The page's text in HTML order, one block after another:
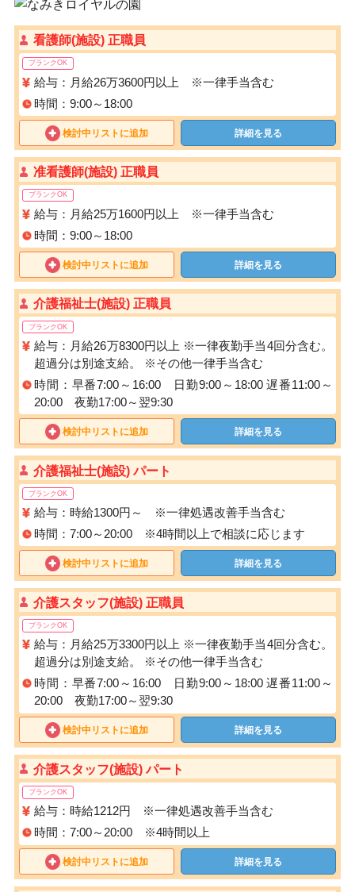
看護師(施設) 正職員
ブランクOK
給与：月給26万3600円以上 ※一律手当含む
時間：9:00～18:00
検討中リストに追加 詳細を見る
准看護師(施設) 正職員
ブランクOK
給与：月給25万1600円以上 ※一律手当含む
時間：9:00～18:00
検討中リストに追加 詳細を見る
介護福祉士(施設) 正職員
ブランクOK
給与：月給26万8300円以上 ※一律夜勤手当4回分含む。
超過分は別途支給。 ※その他一律手当含む
時間：早番7:00～16:00 日勤9:00～18:00 遅番11:00～
20:00 夜勤17:00～翌9:30
検討中リストに追加 詳細を見る
介護福祉士(施設) パート
ブランクOK
給与：時給1300円～ ※一律処遇改善手当含む
時間：7:00～20:00 ※4時間以上で相談に応じます
検討中リストに追加 詳細を見る
介護スタッフ(施設) 正職員
ブランクOK
給与：月給25万3300円以上 ※一律夜勤手当4回分含む。
超過分は別途支給。 ※その他一律手当含む
時間：早番7:00～16:00 日勤9:00～18:00 遅番11:00～
20:00 夜勤17:00～翌9:30
検討中リストに追加 詳細を見る
介護スタッフ(施設) パート
ブランクOK
給与：時給1212円 ※一律処遇改善手当含む
時間：7:00～20:00 ※4時間以上
検討中リストに追加 詳細を見る